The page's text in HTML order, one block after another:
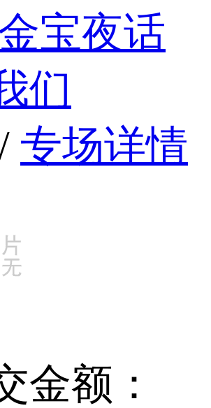
宝夜话
们
专场详情
金额：